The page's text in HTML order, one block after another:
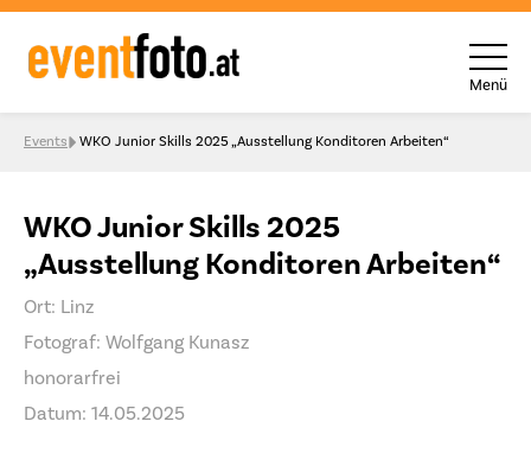
Skip to content
Menü
Events WKO Junior Skills 2025 „Ausstellung Konditoren Arbeiten“
WKO Junior Skills 2025
„Ausstellung Konditoren Arbeiten“
Ort: Linz
Fotograf: Wolfgang Kunasz
honorarfrei
Datum: 14.05.2025